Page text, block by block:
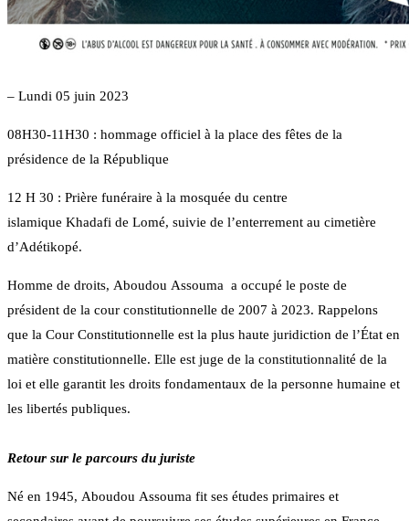
– Lundi 05 juin 2023
08H30-11H30 : hommage officiel à la place des fêtes de la
présidence de la République
12 H 30 : Prière funéraire à la mosquée du centre
islamique Khadafi de Lomé, suivie de l’enterrement au cimetière
d’Adétikopé.
Homme de droits, Aboudou Assouma a occupé le poste de
président de la cour constitutionnelle de 2007 à 2023. Rappelons
que la Cour Constitutionnelle est la plus haute juridiction de l’État en
matière constitutionnelle. Elle est juge de la constitutionnalité de la
loi et elle garantit les droits fondamentaux de la personne humaine et
les libertés publiques.
Retour sur le parcours du juriste
Né en 1945, Aboudou Assouma fit ses études primaires et